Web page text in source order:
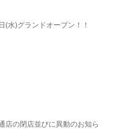
(水)グランドオープン！！
店の閉店並びに異動のお知ら